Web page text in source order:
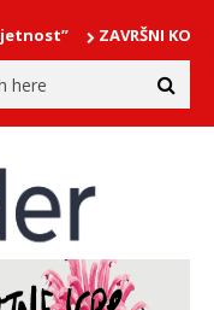
ZAVRŠNI KONCERT